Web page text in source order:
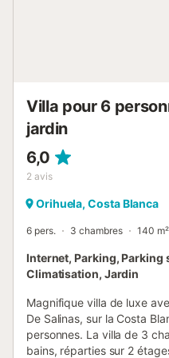
Villa pour 6
jardin
6,0
2 avis
Orihuela, Costa Blanca
6 pers. 3 chambres 140 m²
Internet, Parking, Parking
Climatisation, Jardin
Magnifique villa de luxe
De Salinas, sur la Costa
personnes. La villa de 3
bains, réparties sur 2